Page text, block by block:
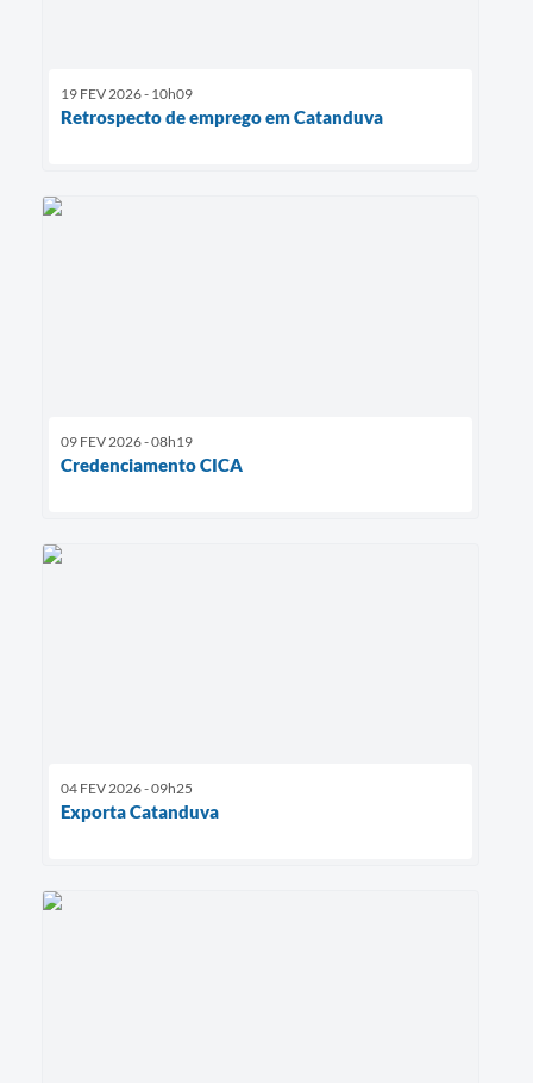
19 FEV 2026 - 10h09
Retrospecto de emprego em Catanduva
09 FEV 2026 - 08h19
Credenciamento CICA
04 FEV 2026 - 09h25
Exporta Catanduva